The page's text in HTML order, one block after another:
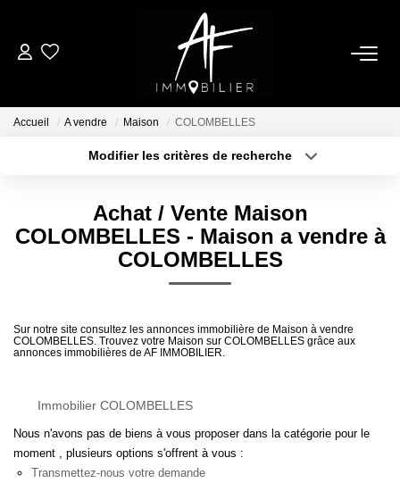
ACHETER
NOTRE AGENCE
Notre Équipe
Nos Services
Nos Actualités
Avis Clients
Accueil A vendre Maison COLOMBELLES
Modifier les critères de recherche
Sélectionnez...
Surface min
Achat / Vente Maison
COLOMBELLES - Maison a vendre à
COLOMBELLES
Sur notre site consultez les annonces immobilière de Maison à vendre
COLOMBELLES. Trouvez votre Maison sur COLOMBELLES grâce aux
annonces immobilières de AF IMMOBILIER.
Immobilier COLOMBELLES
Nous n'avons pas de biens à vous proposer dans la catégorie pour le
moment , plusieurs options s'offrent à vous :
Transmettez-nous votre demande